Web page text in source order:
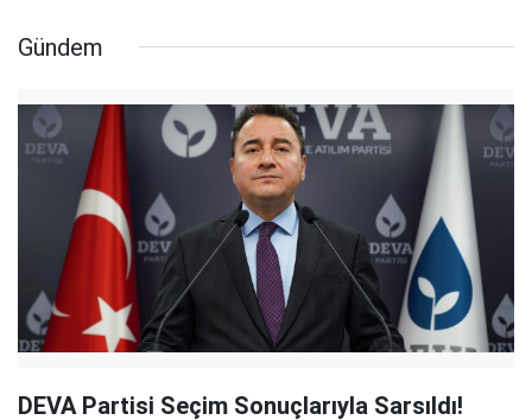
Gündem
DEVA Partisi Seçim Sonuçlarıyla Sarsıldı!